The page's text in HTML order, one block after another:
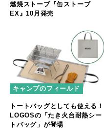
燃焼ストーブ『缶ストーブ
EX』10月発売
キャンプのフィールド
トートバッグとしても使える！
LOGOSの「たき火台耐熱シー
トバッグ」が登場